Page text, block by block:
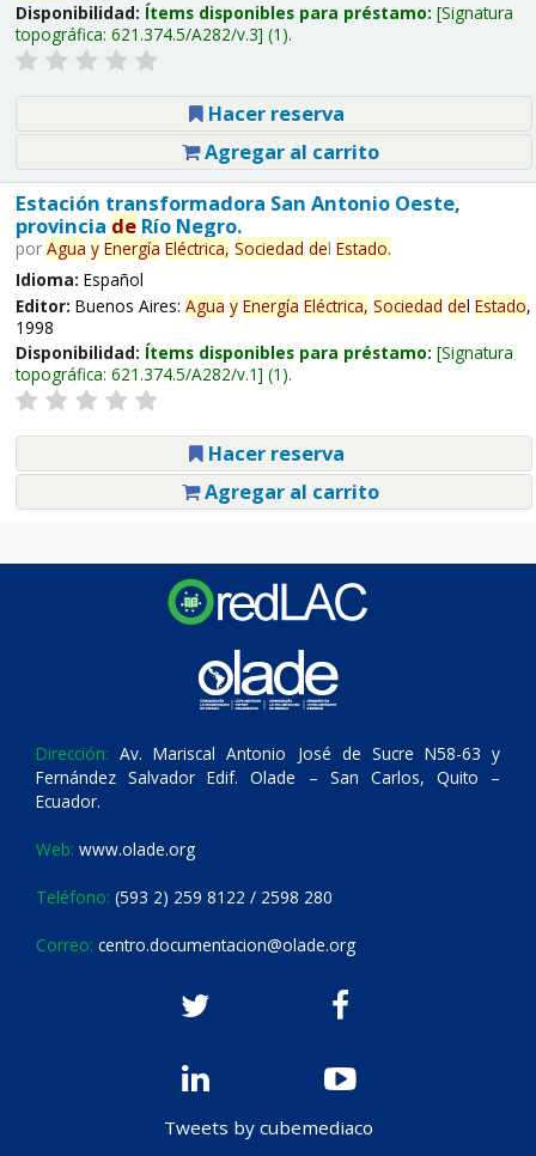
Disponibilidad: Ítems disponibles para préstamo: Signatura
topográfica: 621.374.5/A282/v.3 (1).
Hacer reserva
Agregar al carrito
Estación transformadora San Antonio Oeste,
provincia deRío Negro.
por Agua y Energía Eléctrica, Sociedad del Estado.
Idioma: Español
Editor: Buenos Aires: Agua y Energía Eléctrica, Sociedad del Estado,
1998
Disponibilidad: Ítems disponibles para préstamo: Signatura
topográfica: 621.374.5/A282/v.1 (1).
Hacer reserva
Agregar al carrito
Dirección: Av. Mariscal Antonio José de Sucre N58-63 y
Fernández Salvador Edif. Olade – San Carlos, Quito –
Ecuador.
Web: www.olade.org
Teléfono: (593 2) 259 8122 / 2598 280
Correo: centro.documentacion@olade.org
Tweets by cubemediaco